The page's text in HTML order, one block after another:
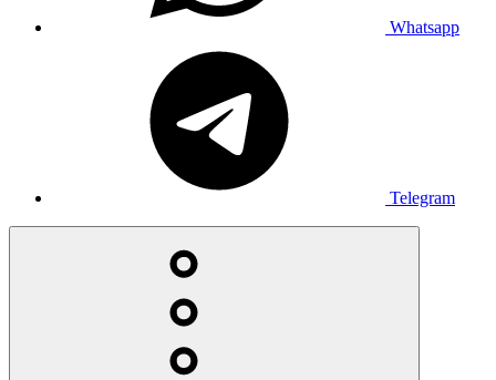
Whatsapp
Telegram